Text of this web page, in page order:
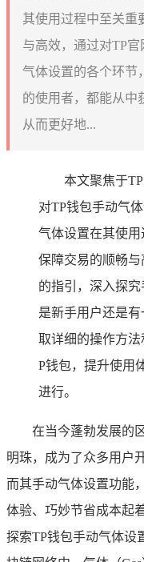
其使用过程中至关重
与高效，通过对TP
气体设置的各个环节
的使用者，都能从中
从而更好地...
本文聚焦于
对TP钱包手动气
气体设置在其使
保障交易的顺畅
的指引，深入探
是新手用户还是
取详细的操作方
P钱包，提升使用
进行。
在当今蓬勃发展的
明珠，成为了众多用户
而其手动气体设置功能
体验、巧妙节省成本起
探索TP钱包手动气体设